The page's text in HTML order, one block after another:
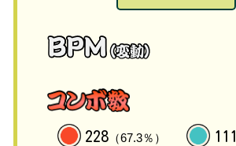
228 （67.3％） 111